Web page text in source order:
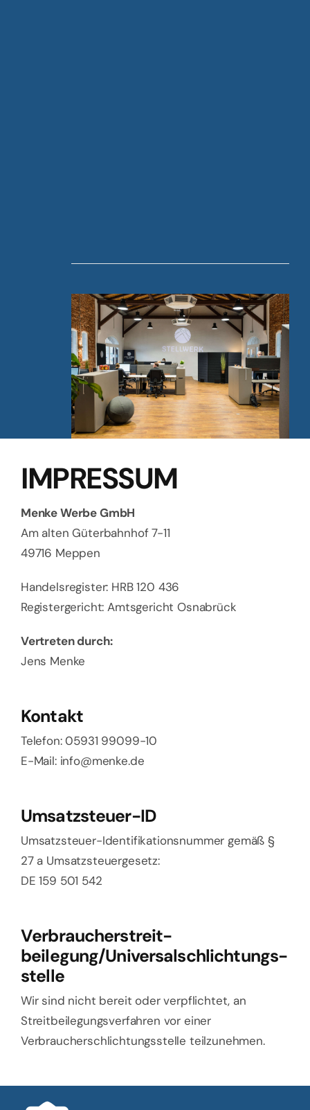
IMPRESSUM
Menke Werbe GmbH
Am alten Güterbahnhof 7-11
49716 Meppen
Handelsregister: HRB 120 436
Registergericht: Amtsgericht Osnabrück
Vertreten durch:
Jens Menke
Kontakt
Telefon: 05931 99099-10
E-Mail: info@menke.de
Umsatzsteuer-ID
Umsatzsteuer-Identifikationsnummer gemäß §
27 a Umsatzsteuergesetz:
DE 159 501 542
Verbraucher­streit­
beilegung/Universal­schlichtungs­
stelle
Wir sind nicht bereit oder verpflichtet, an
Streitbeilegungsverfahren vor einer
Verbraucherschlichtungsstelle teilzunehmen.